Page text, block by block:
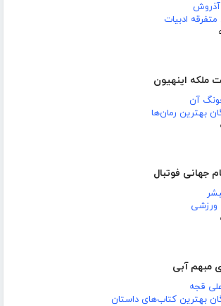
ادبیات
ملکه اینهیون
آن
بهترین رمان‌ها
جهانی فوتبال
ورزشی
مبهم آبی
قجه
بهترین کتاب‌های داستان